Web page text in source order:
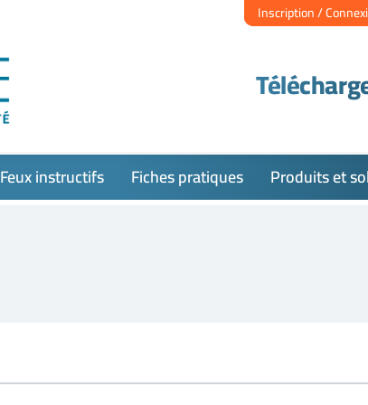
Inscription /
Feux instructifs Fiches pratiques Produits et